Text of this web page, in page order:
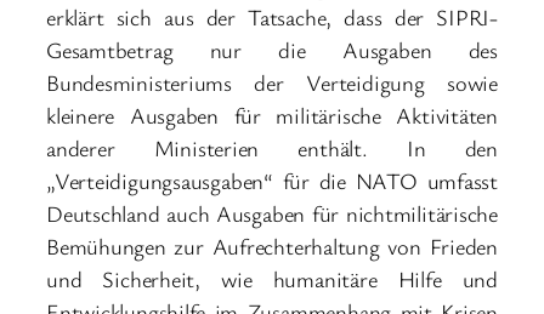
erklärt sich aus der Tatsache, dass der SIPRI-
Gesamtbetrag nur die Ausgaben des
Bundesministeriums der Verteidigung sowie
kleinere Ausgaben für militärische Aktivitäten
anderer Ministerien enthält. In den
„Verteidigungsausgaben“ für die NATO umfasst
Deutschland auch Ausgaben für nichtmilitärische
Bemühungen zur Aufrechterhaltung von Frieden
und Sicherheit, wie humanitäre Hilfe und